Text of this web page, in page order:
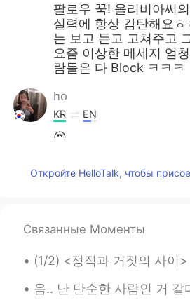
팔로우 꾹! 올리비아씨
실력에 항상 감탄해요
는 보고 듣고 고쳐주고
요즘 이상한 메세지 엄
람들은 다 Block ㅋㅋㅋ
ho
KR EN
😍
Joshua Kim
noname
KR EN
Откройте HelloTalk, чтобы
Связанные Моменты
(1/2) <정직과 거짓의 사이> 정직함은 정말 유지하기 어려운 미덕인 거 같아요 정직이라는 게 참 복잡한 것이기
음.. 난 단순한 사람인 거 같다 애들만 보면 기분이 좋아져 ㅋㅋㅋㅋ 오늘 집에 돌아오니까 언니가 나 보고 "뭐야